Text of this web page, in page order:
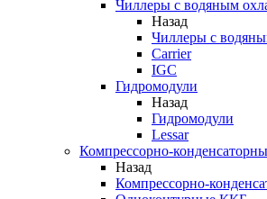
Чиллеры с водяным
Назад
Чиллеры с
Carrier
IGC
Гидромодули
Назад
Гидромодули
Lessar
Компрессорно-
Назад
Компрессорно-